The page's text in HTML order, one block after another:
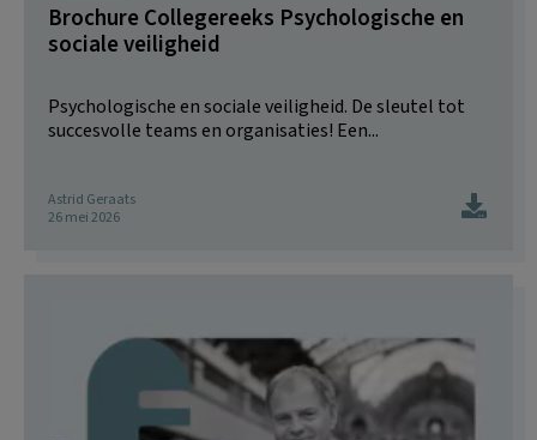
Brochure Collegereeks Psychologische en
sociale veiligheid
Psychologische en sociale veiligheid. De sleutel tot
succesvolle teams en organisaties! Een...
Astrid Geraats
26 mei 2026